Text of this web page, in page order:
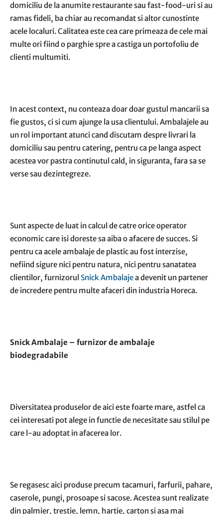
domiciliu de la anumite restaurante sau fast-food-uri si au
ramas fideli, ba chiar au recomandat si altor cunostinte
acele localuri. Calitatea este cea care primeaza de cele mai
multe ori fiind o parghie spre a castiga un portofoliu de
clienti multumiti.
In acest context, nu conteaza doar doar gustul mancarii sa
fie gustos, ci si cum ajunge la usa clientului. Ambalajele au
un rol important atunci cand discutam despre livrari la
domiciliu sau pentru catering, pentru ca pe langa aspect
acestea vor pastra continutul cald, in siguranta, fara sa se
verse sau dezintegreze.
Sunt aspecte de luat in calcul de catre orice operator
economic care isi doreste sa aiba o afacere de succes. Si
pentru ca acele ambalaje de plastic au fost interzise,
nefiind sigure nici pentru natura, nici pentru sanatatea
clientilor, furnizorul Snick Ambalajea devenit un partener
de incredere pentru multe afaceri din industria Horeca.
Snick Ambalaje – furnizor de ambalaje
biodegradabile
Diversitatea produselor de aici este foarte mare, astfel ca
cei interesati pot alege in functie de necesitate sau stilul pe
care l-au adoptat in afacerea lor.
Se regasesc aici produse precum tacamuri, farfurii, pahare,
caserole, pungi, prosoape si sacose. Acestea sunt realizate
din palmier, trestie, lemn, hartie, carton si asa mai